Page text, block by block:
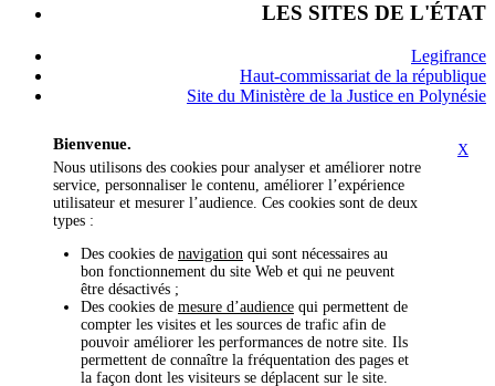
LES SITES DE L'ÉTAT
Legifrance
Haut-commissariat de la république
Site du Ministère de la Justice en Polynésie
X
Bienvenue.
Nous utilisons des cookies pour analyser et améliorer notre
service, personnaliser le contenu, améliorer l’expérience
utilisateur et mesurer l’audience. Ces cookies sont de deux
types :
Des cookies de navigation qui sont nécessaires au
bon fonctionnement du site Web et qui ne peuvent
être désactivés ;
Des cookies de mesure d’audience qui permettent de
compter les visites et les sources de trafic afin de
pouvoir améliorer les performances de notre site. Ils
permettent de connaître la fréquentation des pages et
la façon dont les visiteurs se déplacent sur le site.